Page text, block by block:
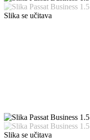
Slika se učitava
Slika se učitava